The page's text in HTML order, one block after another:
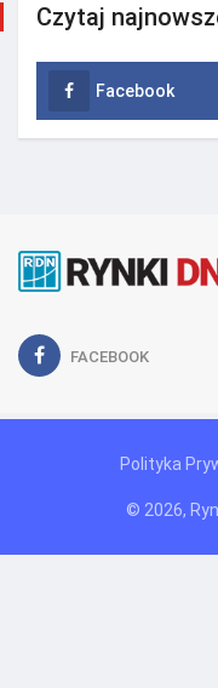
Czytaj
Facebook
FACEBOOK
Polityka
© 2026,